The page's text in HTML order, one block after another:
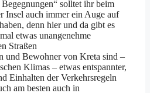
solltet ihr beim
Insel auch immer ein Auge auf
denn hier und da gibt es
etwas unangenehme
Straßen
und Bewohner von Kreta sind –
Klimas – etwas entspannter,
Einhalten der Verkehrsregeln
am besten auch in